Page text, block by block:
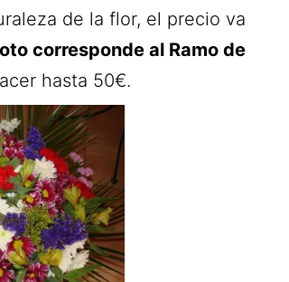
de la flor, el precio va
corresponde al Ramo de
hasta 50€.